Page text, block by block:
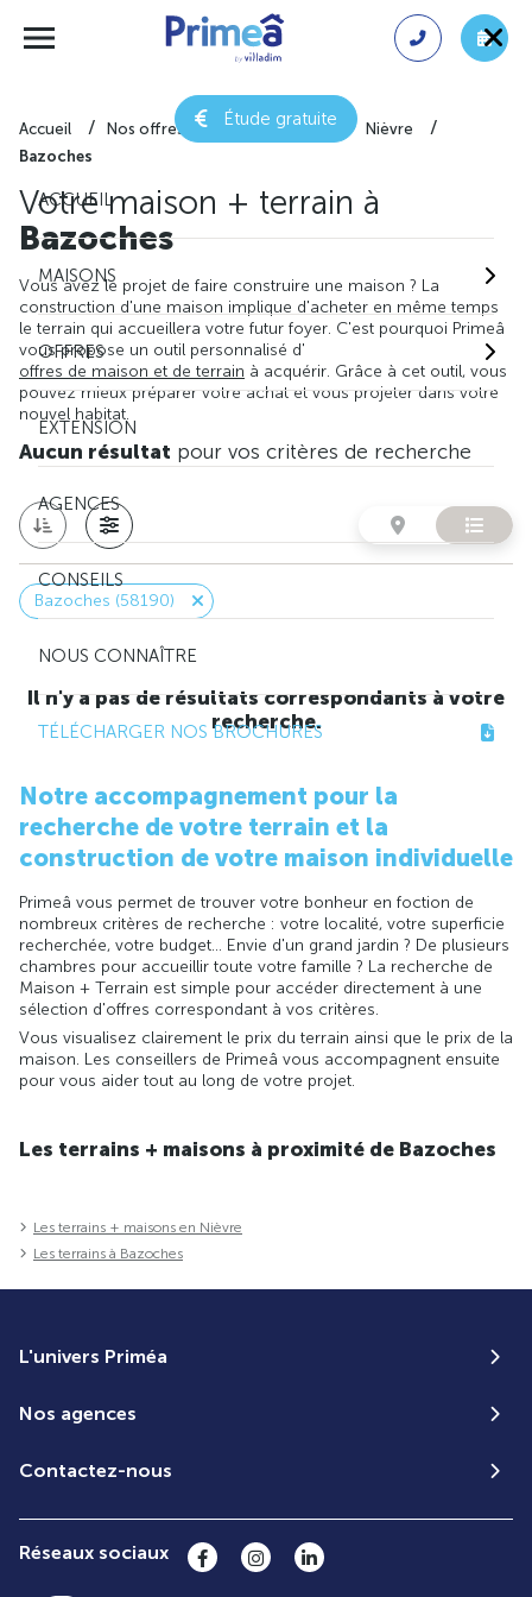
Étude gratuite
ACCUEIL
MAISONS
OFFRES
EXTENSION
AGENCES
CONSEILS
NOUS CONNAÎTRE
TÉLÉCHARGER NOS BROCHURES
Accueil Nos offres de maison + terrain
Nièvre
Bazoches
Votre maison + terrain à
Bazoches
Vous avez le projet de faire construire une maison ? La
construction d'une maison implique d'acheter en même temps
le terrain qui accueillera votre futur foyer. C'est pourquoi Primeâ
vous propose un outil personnalisé d'
offres de maison et de terrain à acquérir. Grâce à cet outil, vous
pouvez mieux préparer votre achat et vous projeter dans votre
nouvel habitat.
Aucun résultat pour vos critères de recherche
Bazoches (58190)
Il n'y a pas de résultats correspondants à votre
recherche.
Notre accompagnement pour la
recherche de votre terrain et la
construction de votre maison individuelle
Primeâ vous permet de trouver votre bonheur en foction de
nombreux critères de recherche : votre localité, votre superficie
recherchée, votre budget... Envie d'un grand jardin ? De plusieurs
chambres pour accueillir toute votre famille ? La recherche de
Maison + Terrain est simple pour accéder directement à une
sélection d'offres correspondant à vos critères.
Vous visualisez clairement le prix du terrain ainsi que le prix de la
maison. Les conseillers de Primeâ vous accompagnent ensuite
pour vous aider tout au long de votre projet.
Les terrains + maisons à proximité de Bazoches
Les terrains + maisons en Nièvre
Les terrains à Bazoches
L'univers Priméa
Nos agences
Contactez-nous
Réseaux sociaux